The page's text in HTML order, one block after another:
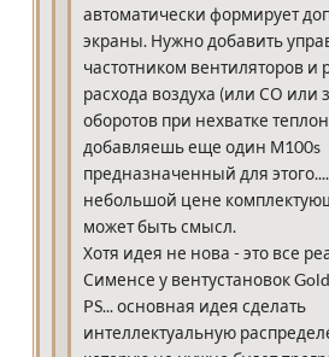
автоматически формирует
экраны. Нужно добавить
частотником вентиляторов и
расхода воздуха (или СО или
оборотов при нехватке
добавляешь еще один М100s
предназначенный для
небольшой цене
может быть смысл.
Хотя идея не нова - это все
Сименсе у вентустановок
PS... основная идея сделать
интеллектуальную